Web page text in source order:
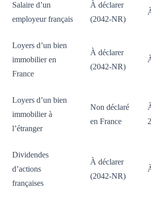
Salaire d’un
employeur français
À déclarer
(2042-NR)
Loyers d’un bien
immobilier en
France
À déclarer
(2042-NR)
Loyers d’un bien
immobilier à
l’étranger
Non déclaré
en France
Dividendes
d’actions
françaises
À déclarer
(2042-NR)